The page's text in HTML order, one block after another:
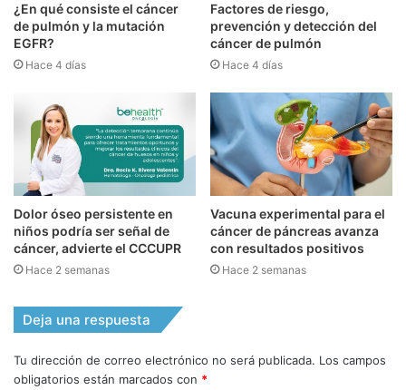
¿En qué consiste el cáncer
de pulmón y la mutación
EGFR?
Hace 4 días
Factores de riesgo,
prevención y detección del
cáncer de pulmón
Hace 4 días
Dolor óseo persistente en
niños podría ser señal de
cáncer, advierte el CCCUPR
Hace 2 semanas
Vacuna experimental para el
cáncer de páncreas avanza
con resultados positivos
Hace 2 semanas
Deja una respuesta
Tu dirección de correo electrónico no será publicada. Los campos
obligatorios están marcados con *